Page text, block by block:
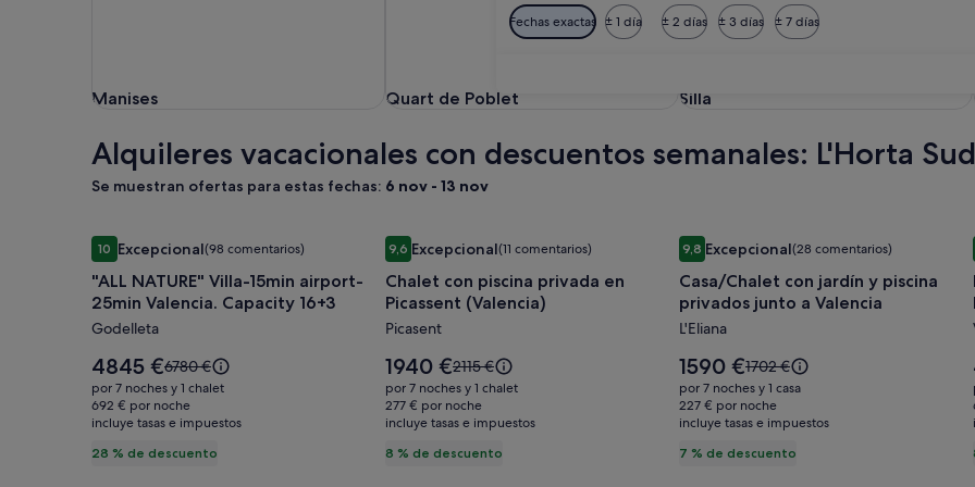
Fechas exactas ± 1 día ± 2 días ± 3 días ± 7 días
Manises
Manises Quart de Poblet
Quart de Poblet Silla
Silla
Alquileres vacacionales con descuentos semanales: L'Horta Sud
Se muestran ofertas para estas fechas: 6 nov - 13 nov
Galería
de
imágenes
de
"ALL
NATURE"
Villa-
15min
airport-
25min
1010 sobre 10, Excepcional, (98 comentarios)
Excepcional(98 comentarios)
"ALL NATURE" Villa-15min airport-
25min Valencia. Capacity 16+3
Godelleta
28 % de descuento
El
precio
es
de
4845 €El
precio
era
de
consulta
6780 €
por 7 noches y 1 chalet
692 € por noche
incluye tasas e impuestos
"ALL NATURE" Villa-15min airport-25min Valencia. Capacity 16+3
Galería
de
imágenes
de
Chalet
con
piscina
privada
en
Picassent
9,69,6 sobre 10, Excepcional, (11 comentarios)
Excepcional(11 comentarios)
Chalet con piscina privada en
Picassent (Valencia)
Picasent
8 % de descuento
El
precio
es
de
1940 €El
precio
era
de
consulta
2115 €
por 7 noches y 1 chalet
277 € por noche
incluye tasas e impuestos
Chalet con piscina privada en Picassent (Valencia)
Galería
de
imágenes
de
Casa/Chalet
con
jardín
y
piscina
privados
9,89,8 sobre 10, Excepcional, (28 comentarios)
Excepcional(28 comentarios)
Casa/Chalet con jardín y piscina
privados junto a Valencia
L'Eliana
7 % de descuento
El
precio
es
de
1590 €El
precio
era
de
consulta
1702 €
por 7 noches y 1 casa
227 € por noche
incluye tasas e impuestos
Casa/Chalet con jardín y piscina